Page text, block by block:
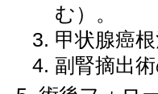
む）。
甲状腺癌
副腎摘出